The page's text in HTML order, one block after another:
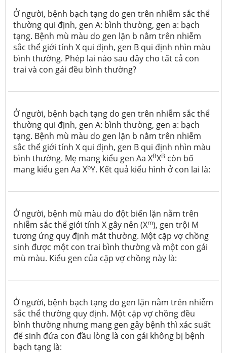
Ở người, bệnh bạch tạng do gen trên nhiễm sắc thể
thường qui định, gen A: bình thường, gen a: bạch
tạng. Bệnh mù màu do gen lặn b nằm trên nhiễm
sắc thể giới tính X qui định, gen B qui định nhìn màu
bình thường. Phép lai nào sau đây cho tất cả con
trai và con gái đều bình thường?
Ở người, bệnh bạch tạng do gen trên nhiễm sắc thể
thường qui định, gen A: bình thường, gen a: bạch
tạng. Bệnh mù màu do gen lặn b nằm trên nhiễm
sắc thể giới tính X qui định, gen B qui định nhìn màu
bình thường. Mẹ mang kiểu gen Aa XBXB còn bố
mang kiểu gen Aa XbY. Kết quả kiểu hình ở con lai là:
Ở người, bệnh mù màu do đột biến lặn nằm trên
nhiễm sắc thể giới tính X gây nên (Xm), gen trội M
tương ứng quy định mắt thường. Một cặp vợ chồng
sinh được một con trai bình thường và một con gái
mù màu. Kiểu gen của cặp vợ chồng này là:
Ở người, bệnh bạch tạng do gen lặn nằm trên nhiễm
sắc thể thường quy định. Một cặp vợ chồng đều
bình thường nhưng mang gen gây bệnh thì xác suất
để sinh đứa con đầu lòng là con gái không bị bệnh
bạch tạng là: